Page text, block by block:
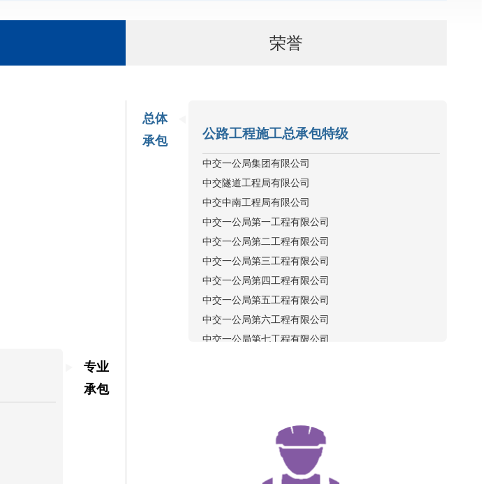
荣誉
总体
承包
公路工程施工总承包特级
中交一公局集团有限公司
中交隧道工程局有限公司
中交中南工程局有限公司
中交一公局第一工程有限公司
中交一公局第二工程有限公司
中交一公局第三工程有限公司
中交一公局第四工程有限公司
中交一公局第五工程有限公司
中交一公局第六工程有限公司
中交一公局第七工程有限公司
中交一公局第八工程有限公司
中交一公局西北工程有限公司
中交（内蒙古）建设发展有限公司
专业
承包